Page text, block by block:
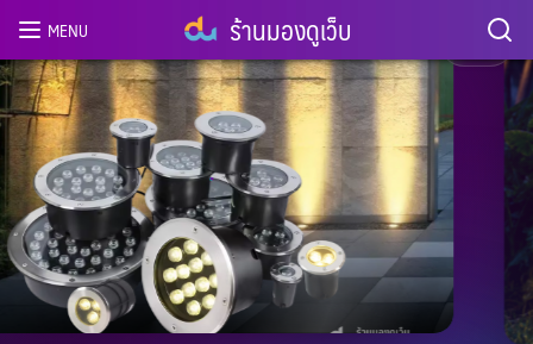
/ 8
ร้านมองดูเว็บ
MENU